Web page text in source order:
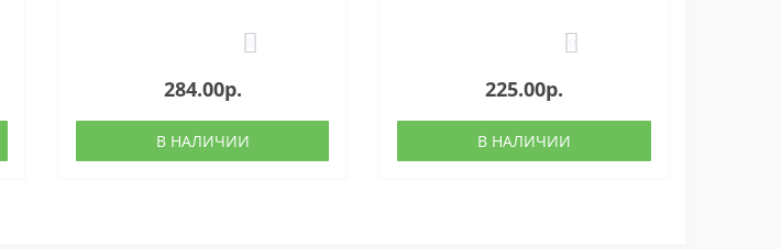
284.00р.
В НАЛИЧИИ
225.00р.
В НАЛИЧИИ